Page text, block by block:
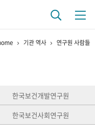
연구자들
기관 역사 연구원 사람들
한국보건개발연구원
한국보건사회연구원